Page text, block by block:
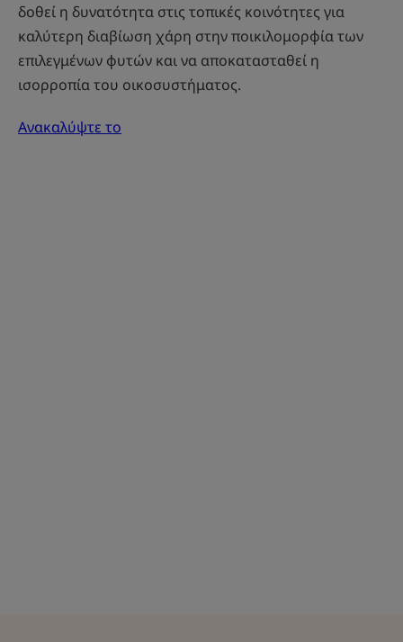
δοθεί η δυνατότητα στις τοπικές κοινότητες για
καλύτερη διαβίωση χάρη στην ποικιλομορφία των
επιλεγμένων φυτών και να αποκατασταθεί η
ισορροπία του οικοσυστήματος.
Ανακαλύψτε το